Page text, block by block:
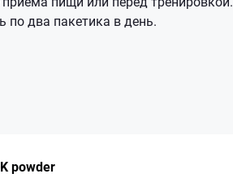
два пакетика в день.
powder